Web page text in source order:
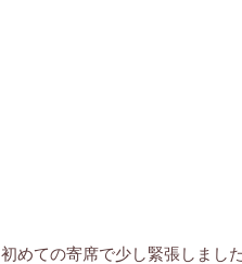
初めての寄席で少し緊張しまし